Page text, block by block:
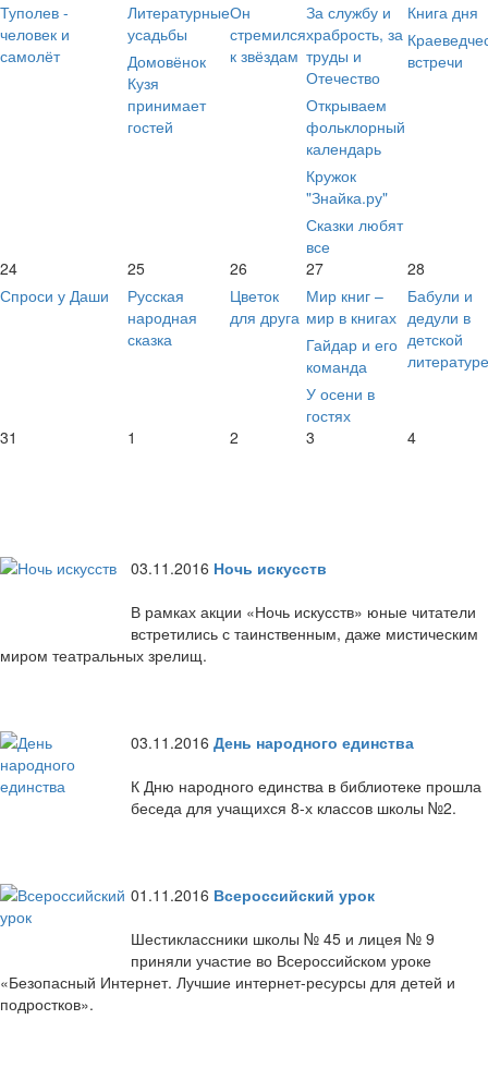
Туполев -
человек и
самолёт
Литературные
усадьбы
Домовёнок
Кузя
принимает
гостей
Он
стремился
к звёздам
За службу и
храбрость, за
труды и
Отечество
Открываем
фольклорный
календарь
Кружок
"Знайка.ру"
Сказки любят
все
Книга дня
встречи
24
Спроси у Даши
25
Русская
народная
сказка
26
Цветок
для друга
27
Мир книг –
мир в книгах
Гайдар и его
команда
У осени в
гостях
28
Бабули и
дедули в
детской
литературе
31 1 2 3 4
03.11.2016 Ночь искусств
В рамках акции «Ночь искусств» юные читатели
встретились с таинственным, даже мистическим
миром театральных зрелищ.
03.11.2016 День народного единства
К Дню народного единства в библиотеке прошла
беседа для учащихся 8-х классов школы №2.
01.11.2016 Всероссийский урок
Шестиклассники школы № 45 и лицея № 9
приняли участие во Всероссийском уроке
«Безопасный Интернет. Лучшие интернет-ресурсы для детей и
подростков».